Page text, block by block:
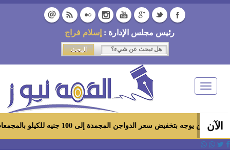
رئيس مجلس الإدارة : إسلام فراج
Toggle
navigation
الآن
سعر الدواجن المجمدة إلى 100 جنيه للكيلو بالمجمعات الاستهلاكية ومعارض «أهلاً رمضان»